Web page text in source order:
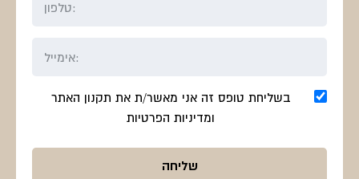
בשליחת טופס זה אני מאשר/ת את תקנון האתר
ומדיניות הפרטיות